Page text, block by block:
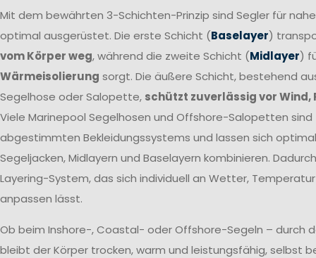
Mit dem bewährten 3-Schichten-Prinzip sind Segler für
optimal ausgerüstet. Die erste Schicht (Baselayer)
vom Körper weg, während die zweite Schicht (Midlayer)
Wärmeisolierung sorgt. Die äußere Schicht, bestehend
Segelhose oder Salopette, schützt zuverlässig vor Wind,
Viele Marinepool Segelhosen und Offshore-Salopetten sind
abgestimmten Bekleidungssystems und lassen sich
Segeljacken, Midlayern und Baselayern kombinieren.
Layering-System, das sich individuell an Wetter,
anpassen lässt.
Ob beim Inshore-, Coastal- oder Offshore-Segeln – durch
bleibt der Körper trocken, warm und leistungsfähig, selbst